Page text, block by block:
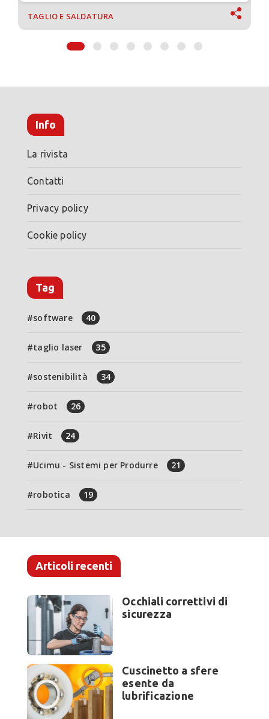
TAGLIO E SALDATURA
Info
La rivista
Contatti
Privacy policy
Cookie policy
Tag
software 40
taglio laser 35
sostenibilità 34
robot 26
Rivit 24
Ucimu - Sistemi per Produrre 21
robotica 19
Articoli recenti
Occhiali correttivi di
sicurezza
Cuscinetto a sfere
esente da
lubrificazione